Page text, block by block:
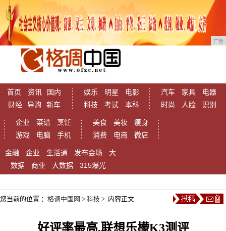
广告
首页 资讯
国内
财经
导购 新车
娱乐 明星
电影
科技
考试 本科
汽车 家具
电器
时尚
人脸 识别
企业 菜谱
烹饪
游戏
电脑 手机
美食 美妆
瘦身
消费
电商 微店
金融 企业 生活通 发布会场
大
数据
商业 大数据 315爆光
您当前的位置 ： 格调中国网 > 科技 > 内容正文
好评率最高,联想乐檬K3测评